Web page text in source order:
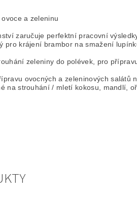
a zeleninu
zaručuje perfektní pracovní
pro krájení brambor na smažení
zeleniny do polévek, pro
ovocných a zeleninových salátů
na strouhání / mletí kokosu, mandlí,